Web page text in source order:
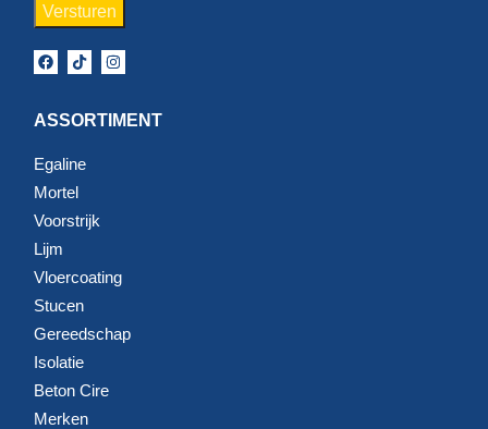
ASSORTIMENT
Egaline
Mortel
Voorstrijk
Lijm
Vloercoating
Stucen
Gereedschap
Isolatie
Beton Cire
Merken